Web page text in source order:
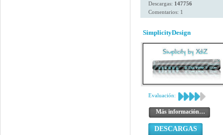
Descargas: 147756
Comentarios: 1
SimplicityDesign
Evaluación:
Más información…
DESCARGAS